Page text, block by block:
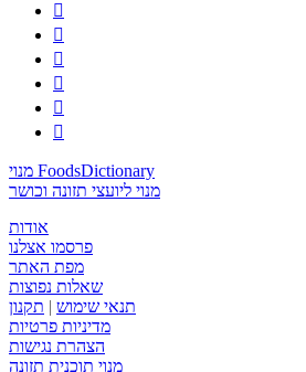






מנוי FoodsDictionary
מנוי ליועצי תזונה וכושר
אודות
פרסמו אצלנו
מפת האתר
שאלות נפוצות
תנאי שימוש | תקנון
מדיניות פרטיות
הצהרת נגישות
מנוי תוכנית תזונה